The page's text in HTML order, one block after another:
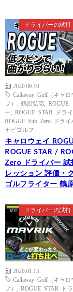
ドライバーの試
2020.09.10
Callaway Golf（キャロ
フ）
鶴原弘高
ROGUE
ー
ROGUE STAR ドラ
ROGUE Sub Zero ドライ
ナビゴルフ
キャロウェイ
ROGUE STAR /
Zero ドライバー 試
レッション 評価・
ゴルフライター 鶴
ドライバーの試
2020.01.15
Callaway Golf（キャロ
フ）
ROGUE STAR ド